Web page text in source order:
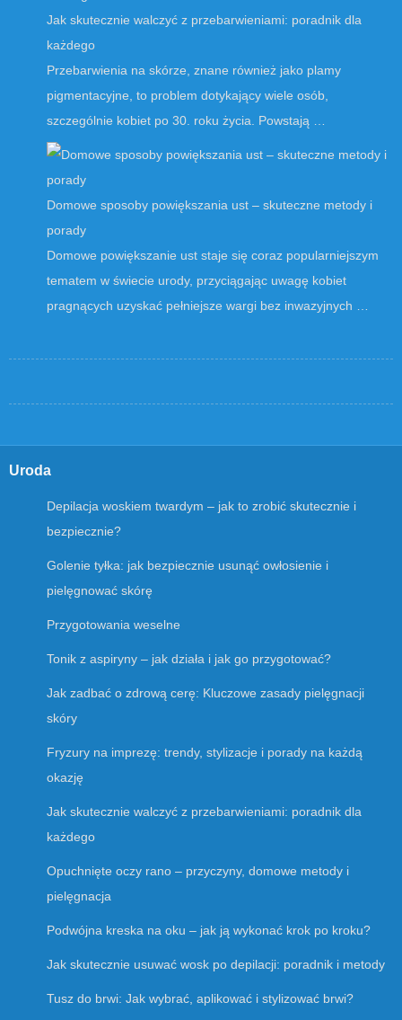
Jak skutecznie walczyć z przebarwieniami: poradnik dla
każdego
Przebarwienia na skórze, znane również jako plamy
pigmentacyjne, to problem dotykający wiele osób,
szczególnie kobiet po 30. roku życia. Powstają …
Domowe sposoby powiększania ust – skuteczne metody i
porady
Domowe powiększanie ust staje się coraz popularniejszym
tematem w świecie urody, przyciągając uwagę kobiet
pragnących uzyskać pełniejsze wargi bez inwazyjnych …
Uroda
Depilacja woskiem twardym – jak to zrobić skutecznie i
bezpiecznie?
Golenie tyłka: jak bezpiecznie usunąć owłosienie i
pielęgnować skórę
Przygotowania weselne
Tonik z aspiryny – jak działa i jak go przygotować?
Jak zadbać o zdrową cerę: Kluczowe zasady pielęgnacji
skóry
Fryzury na imprezę: trendy, stylizacje i porady na każdą
okazję
Jak skutecznie walczyć z przebarwieniami: poradnik dla
każdego
Opuchnięte oczy rano – przyczyny, domowe metody i
pielęgnacja
Podwójna kreska na oku – jak ją wykonać krok po kroku?
Jak skutecznie usuwać wosk po depilacji: poradnik i metody
Tusz do brwi: Jak wybrać, aplikować i stylizować brwi?